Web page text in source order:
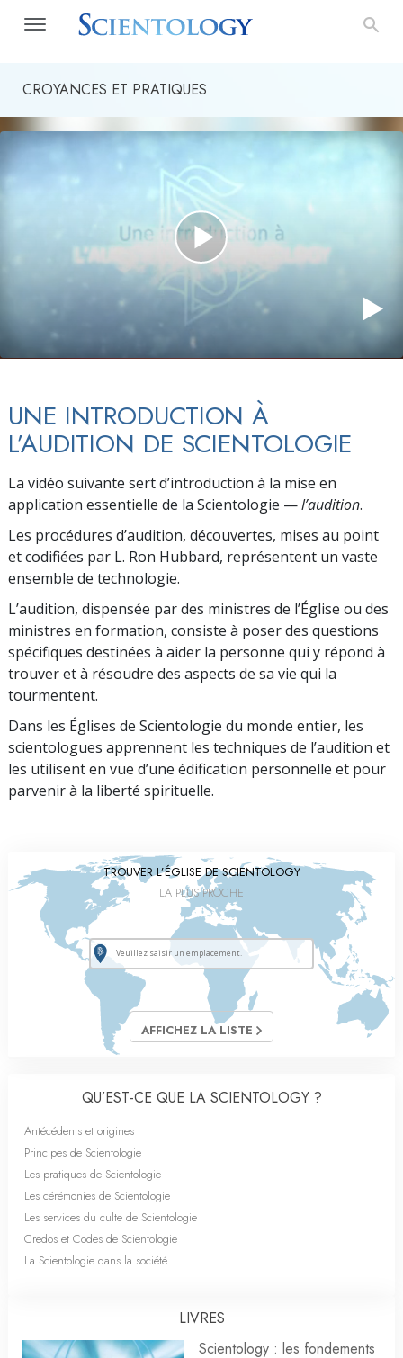
CROYANCES ET PRATIQUES
UNE INTRODUCTION À
L’AUDITION DE SCIENTOLOGIE
La vidéo suivante sert d’introduction à la mise en
application essentielle de la Scientologie —l’audition.
Les procédures d’audition, découvertes, mises au point
et codifiées par L. Ron Hubbard, représentent un vaste
ensemble de technologie.
L’audition, dispensée par des ministres de l’Église ou des
ministres en formation, consiste à poser des questions
spécifiques destinées à aider la personne qui y répond à
trouver et à résoudre des aspects de sa vie qui la
tourmentent.
Dans les Églises de Scientologie du monde entier, les
scientologues apprennent les techniques de l’audition et
les utilisent en vue d’une édification personnelle et pour
parvenir à la liberté spirituelle.
TROUVER L’ÉGLISE DE SCIENTOLOGY
LA PLUS PROCHE
AFFICHEZ LA LISTE
QU’EST-CE QUE LA SCIENTOLOGY ?
Antécédents et origines
Principes de Scientologie
Les pratiques de Scientologie
Les cérémonies de Scientologie
Les services du culte de Scientologie
Credos et Codes de Scientologie
La Scientologie dans la société
LIVRES
Scientology : les fondements